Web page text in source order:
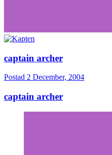
captain archer
Postad 2 December, 2004
captain archer